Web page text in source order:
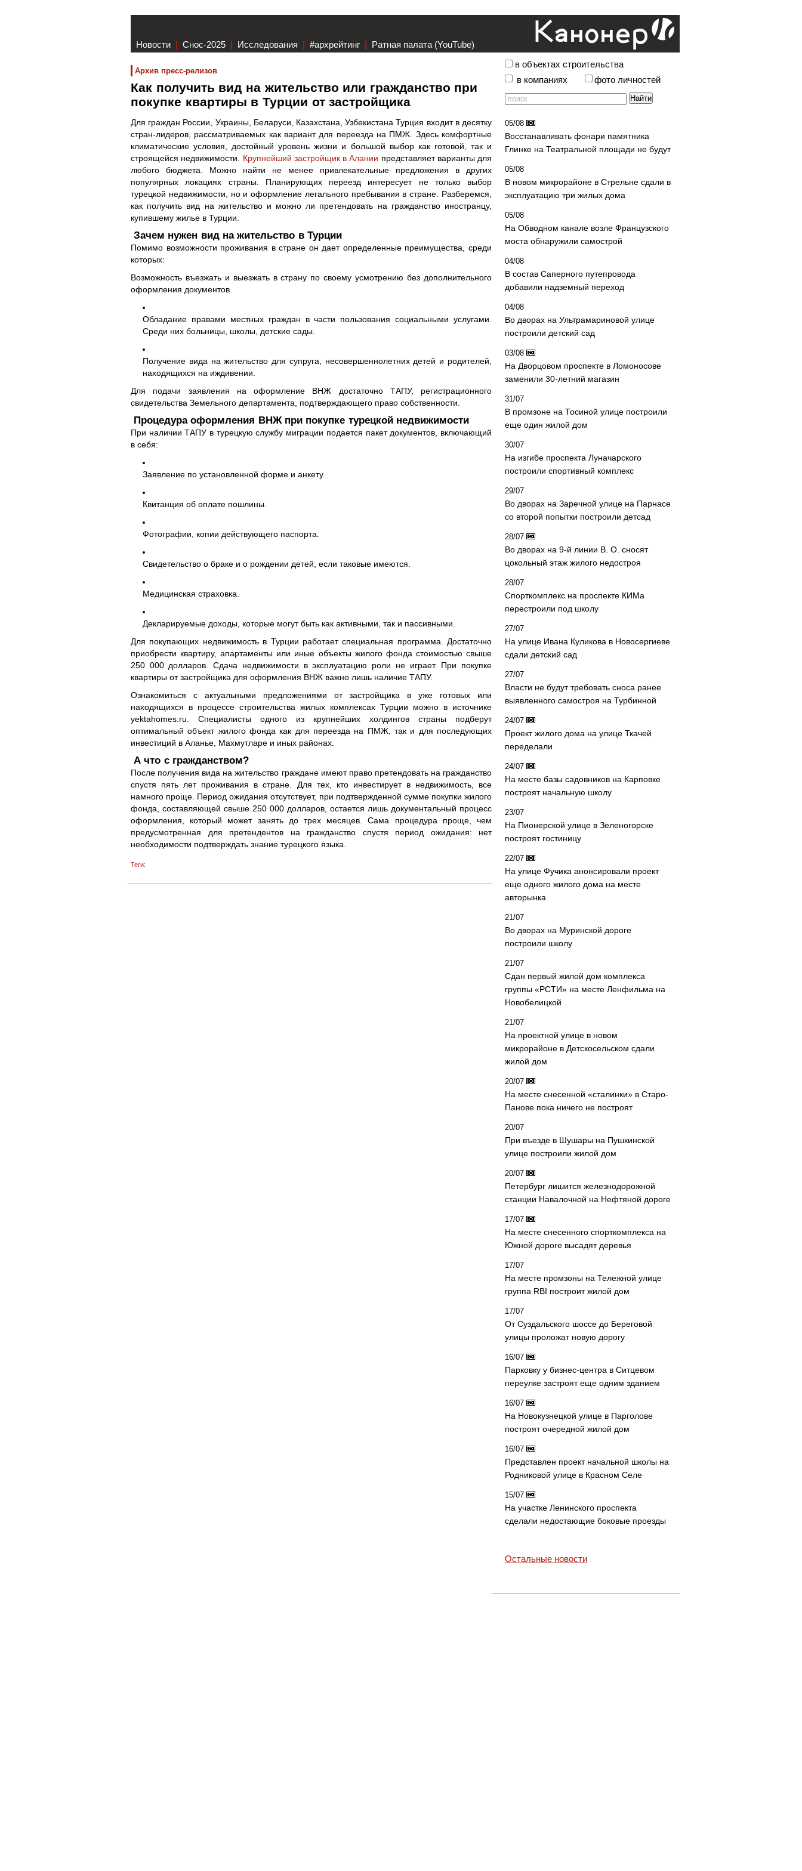
Новости | Снос-2025 | Исследования | #архрейтинг | Ратная палата (YouTube)
Архив пресс-релизов
Как получить вид на жительство или гражданство при
покупке квартиры в Турции от застройщика
Для граждан России, Украины, Беларуси, Казахстана, Узбекистана Турция входит в десятку
стран-лидеров, рассматриваемых как вариант для переезда на ПМЖ. Здесь комфортные
климатические условия, достойный уровень жизни и большой выбор как готовой, так и
строящейся недвижимости. Крупнейший застройщик в Алании представляет варианты для
любого бюджета. Можно найти не менее привлекательные предложения в других
популярных локациях страны. Планирующих переезд интересует не только выбор
турецкой недвижимости, но и оформление легального пребывания в стране. Разберемся,
как получить вид на жительство и можно ли претендовать на гражданство иностранцу,
купившему жилье в Турции.
Зачем нужен вид на жительство в Турции
Помимо возможности проживания в стране он дает определенные преимущества, среди
которых:
Возможность въезжать и выезжать в страну по своему усмотрению без дополнительного
оформления документов.
Обладание правами местных граждан в части пользования социальными услугами.
Среди них больницы, школы, детские сады.
Получение вида на жительство для супруга, несовершеннолетних детей и родителей,
находящихся на иждивении.
Для подачи заявления на оформление ВНЖ достаточно ТАПУ, регистрационного
свидетельства Земельного департамента, подтверждающего право собственности.
Процедура оформления ВНЖ при покупке турецкой недвижимости
При наличии ТАПУ в турецкую службу миграции подается пакет документов, включающий
в себя:
Заявление по установленной форме и анкету.
Квитанция об оплате пошлины.
Фотографии, копии действующего паспорта.
Свидетельство о браке и о рождении детей, если таковые имеются.
Медицинская страховка.
Декларируемые доходы, которые могут быть как активными, так и пассивными.
Для покупающих недвижимость в Турции работает специальная программа. Достаточно
приобрести квартиру, апартаменты или иные объекты жилого фонда стоимостью свыше
250 000 долларов. Сдача недвижимости в эксплуатацию роли не играет. При покупке
квартиры от застройщика для оформления ВНЖ важно лишь наличие ТАПУ.
Ознакомиться с актуальными предложениями от застройщика в уже готовых или
находящихся в процессе строительства жилых комплексах Турции можно в источнике
yektahomes.ru. Специалисты одного из крупнейших холдингов страны подберут
оптимальный объект жилого фонда как для переезда на ПМЖ, так и для последующих
инвестиций в Аланье, Махмутларе и иных районах.
А что с гражданством?
После получения вида на жительство граждане имеют право претендовать на гражданство
спустя пять лет проживания в стране. Для тех, кто инвестирует в недвижимость, все
намного проще. Период ожидания отсутствует, при подтвержденной сумме покупки жилого
фонда, составляющей свыше 250 000 долларов, остается лишь документальный процесс
оформления, который может занять до трех месяцев. Сама процедура проще, чем
предусмотренная для претендентов на гражданство спустя период ожидания: нет
необходимости подтверждать знание турецкого языка.
Теги:
в объектах строительства
в компаниях
фото личностей
05/08
Восстанавливать фонари памятника
Глинке на Театральной площади не будут
05/08
В новом микрорайоне в Стрельне сдали в
эксплуатацию три жилых дома
05/08
На Обводном канале возле Французского
моста обнаружили самострой
04/08
В состав Саперного путепровода
добавили надземный переход
04/08
Во дворах на Ультрамариновой улице
построили детский сад
03/08
На Дворцовом проспекте в Ломоносове
заменили 30-летний магазин
31/07
В промзоне на Тосиной улице построили
еще один жилой дом
30/07
На изгибе проспекта Луначарского
построили спортивный комплекс
29/07
Во дворах на Заречной улице на Парнасе
со второй попытки построили детсад
28/07
Во дворах на 9-й линии В. О. сносят
цокольный этаж жилого недостроя
28/07
Спорткомплекс на проспекте КИМа
перестроили под школу
27/07
На улице Ивана Куликова в Новосергиеве
сдали детский сад
27/07
Власти не будут требовать сноса ранее
выявленного самостроя на Турбинной
24/07
Проект жилого дома на улице Ткачей
переделали
24/07
На месте базы садовников на Карповке
построят начальную школу
23/07
На Пионерской улице в Зеленогорске
построят гостиницу
22/07
На улице Фучика анонсировали проект
еще одного жилого дома на месте
авторынка
21/07
Во дворах на Муринской дороге
построили школу
21/07
Сдан первый жилой дом комплекса
группы «РСТИ» на месте Ленфильма на
Новобелицкой
21/07
На проектной улице в новом
микрорайоне в Детскосельском сдали
жилой дом
20/07
На месте снесенной «сталинки» в Старо-
Панове пока ничего не построят
20/07
При въезде в Шушары на Пушкинской
улице построили жилой дом
20/07
Петербург лишится железнодорожной
станции Навалочной на Нефтяной дороге
17/07
На месте снесенного спорткомплекса на
Южной дороге высадят деревья
17/07
На месте промзоны на Тележной улице
группа RBI построит жилой дом
17/07
От Суздальского шоссе до Береговой
улицы проложат новую дорогу
16/07
Парковку у бизнес-центра в Ситцевом
переулке застроят еще одним зданием
16/07
На Новокузнецкой улице в Парголове
построят очередной жилой дом
16/07
Представлен проект начальной школы на
Родниковой улице в Красном Селе
15/07
На участке Ленинского проспекта
сделали недостающие боковые проезды
Остальные новости